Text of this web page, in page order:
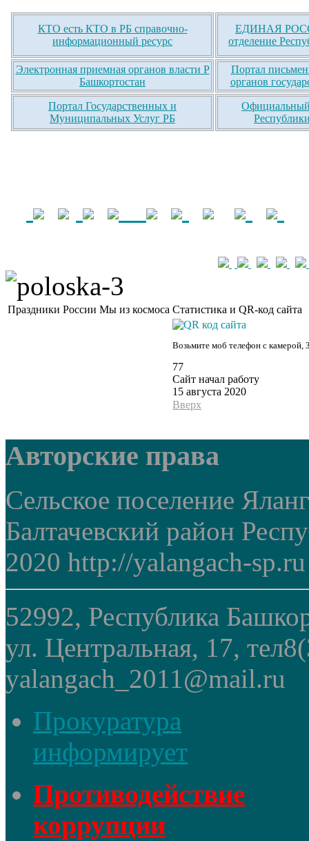
КТО есть КТО в РБ справочно-
информационный ресурс
ЕДИНАЯ
отделение
Электронная приемная органов власти Р
Башкортостан
Портал
органов
Портал Государственных и
Муниципальных Услуг РБ
Официальный
Праздники России Мы из космоса Статистика и QR-код сайта
Возьмите моб телефон с камерой,
77
Сайт начал работу
15 августа 2020
Вверх
Авторские права
Сельское поселение
Балтачевский район
2020 http://yalangach-sp.ru
52992, Республика
ул. Центральная, 17,
yalangach_2011@mail.ru
Прокуратура
информирует
Противодействие
коррупции